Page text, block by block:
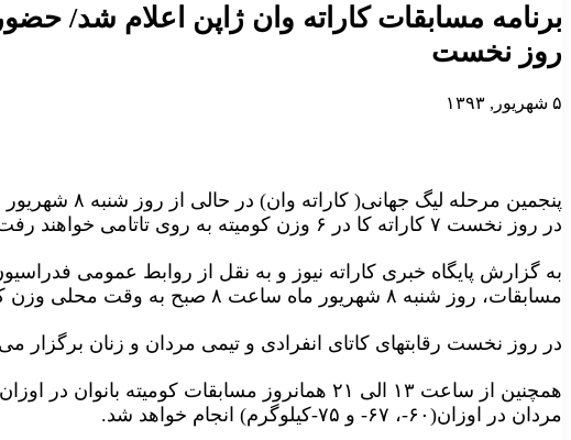
روز نخست
۵ شهریور, ۱۳۹۳
پنجمین مرحله لیگ
در روز نخست ۷ کاراته کا در ۶ وزن کومیته به روی تاتامی خواهند رفت.
به گزارش پایگاه خبری کاراته نیوز و به نقل از روابط عمومی
مسابقات، روز شنبه ۸ شهریور ماه ساعت ۸ صبح به وقت محلی وزن کشی انجام خواهد شد.
در روز نخست رقابتهای کاتای انفرادی و تیمی مردان و زنان برگزار
مردان در اوزان(۶۰-، ۶۷- و ۷۵-کیلوگرم) انجام خواهد شد.